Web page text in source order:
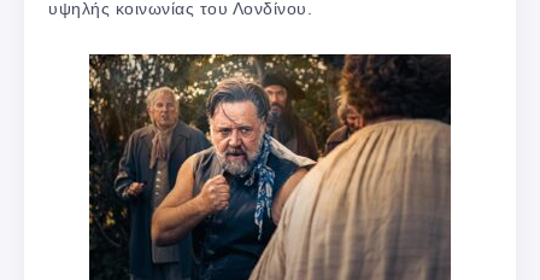
υψηλής κοινωνίας του Λονδίνου.